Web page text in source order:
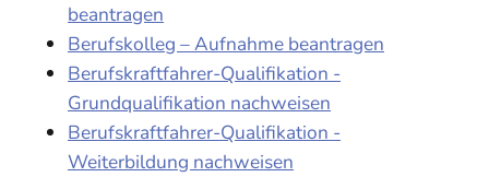
beantragen
Berufskolleg – Aufnahme beantragen
Berufskraftfahrer-Qualifikation -
Grundqualifikation nachweisen
Berufskraftfahrer-Qualifikation -
Weiterbildung nachweisen